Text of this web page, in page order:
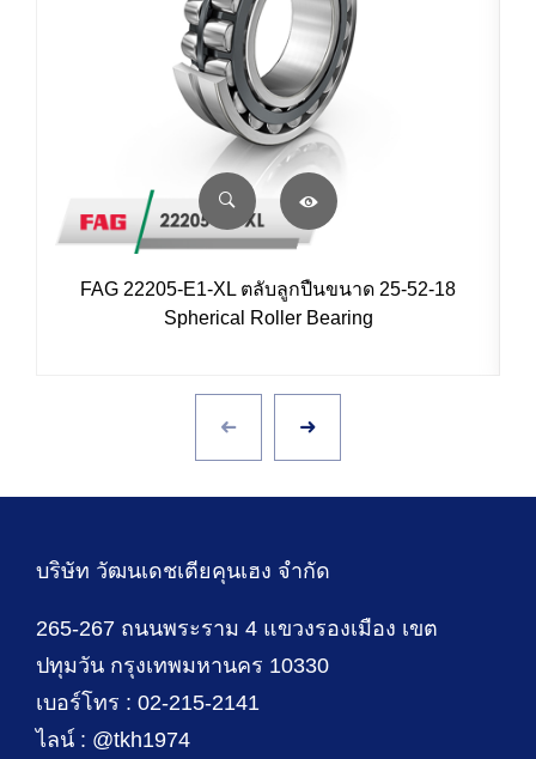
FAG 22205-E1-XL ตลับลูกปืนขนาด 25-52-18
Spherical Roller Bearing
บริษัท วัฒนเดชเตียคุนเฮง จำกัด
265-267 ถนนพระราม 4 แขวงรองเมือง เขต
ปทุมวัน กรุงเทพมหานคร 10330
เบอร์โทร : 02-215-2141
ไลน์ : @tkh1974